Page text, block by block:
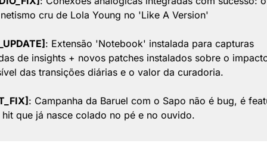
cru de Lola Young no 'Like A Version'
: Extensão 'Notebook' instalada para capturas
de insights + novos patches instalados sobre o
das transições diárias e o valor da curadoria.
: Campanha da Baruel com o Sapo não é bug, é
que já nasce colado no pé e no ouvido.